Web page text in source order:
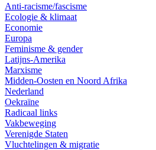
Anti-racisme/fascisme
Ecologie & klimaat
Economie
Europa
Feminisme & gender
Latijns-Amerika
Marxisme
Midden-Oosten en Noord Afrika
Nederland
Oekraïne
Radicaal links
Vakbeweging
Verenigde Staten
Vluchtelingen & migratie